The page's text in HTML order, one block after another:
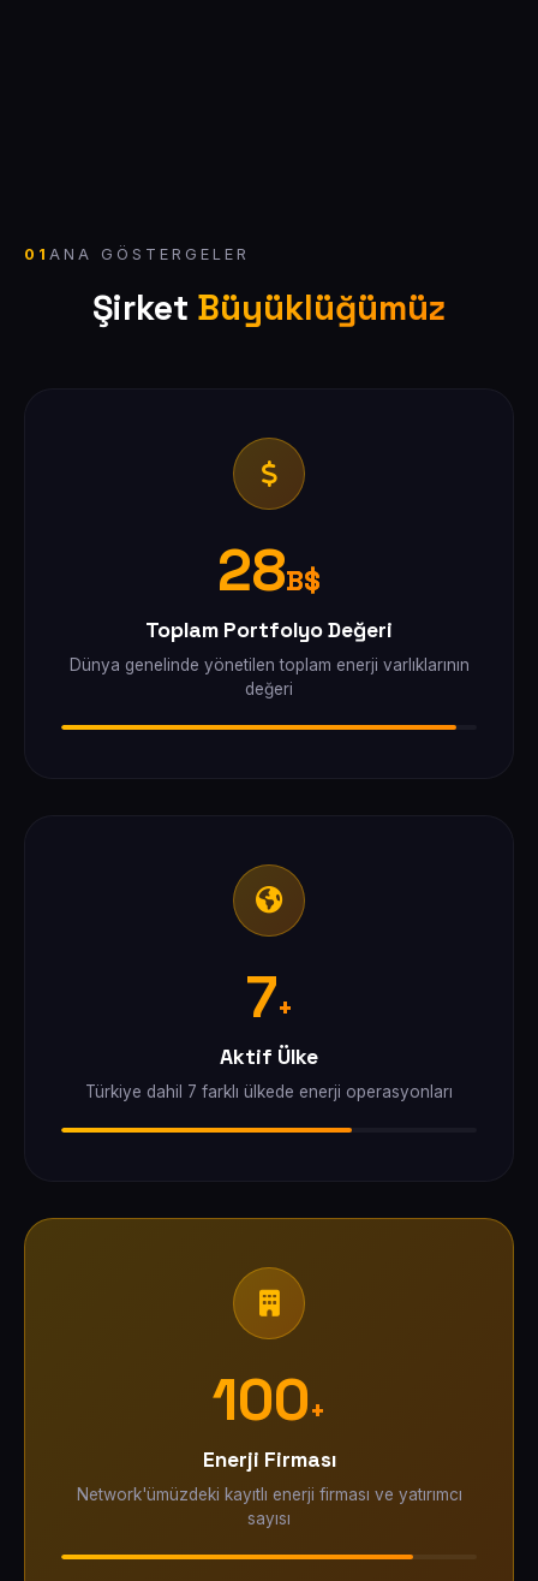
01 ANA GÖSTERGELER
Şirket Büyüklüğümüz
28B$
Toplam Portfolyo Değeri
Dünya genelinde yönetilen toplam enerji varlıklarının
değeri
7+
Aktif Ülke
Türkiye dahil 7 farklı ülkede enerji operasyonları
100+
Enerji Firması
Network'ümüzdeki kayıtlı enerji firması ve yatırımcı
sayısı